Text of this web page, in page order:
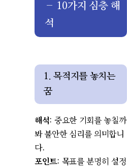
– 10가지 심층 해
석
1. 목적지를 놓치는
꿈
해석: 중요한 기회를 놓칠까
봐 불안한 심리를 의미합니
다.
포인트: 목표를 분명히 설정